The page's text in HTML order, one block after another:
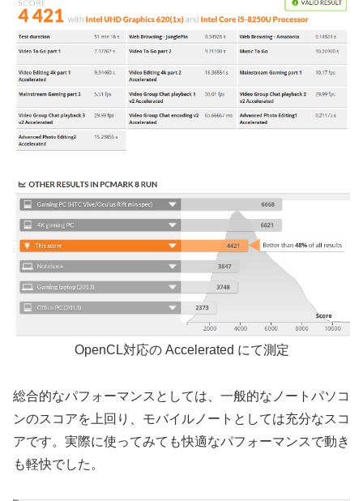
OpenCL対応の Accelerated にて測定
総合的なパフォーマンスとしては、一般的なノートパソコ
ンのスコアを上回り、モバイルノートとしては充分なスコ
アです。実際に使ってみても快適なパフォーマンスで動き
も軽快でした。